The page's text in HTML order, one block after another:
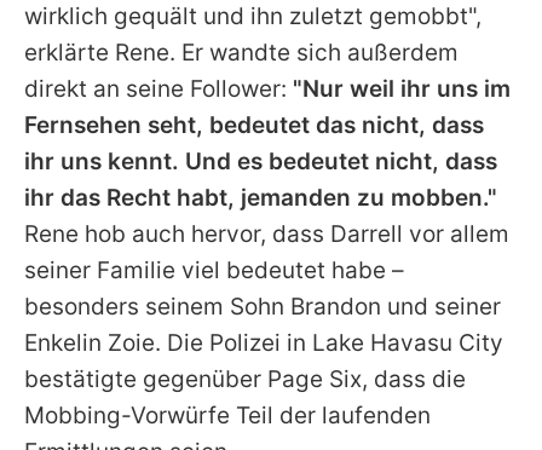
wirklich gequält und ihn zuletzt gemobbt",
erklärte Rene. Er wandte sich außerdem
direkt an seine Follower: "Nur weil ihr uns im
Fernsehen seht, bedeutet das nicht, dass
ihr uns kennt. Und es bedeutet nicht, dass
ihr das Recht habt, jemanden zu mobben."
Rene hob auch hervor, dass Darrell vor allem
seiner Familie viel bedeutet habe –
besonders seinem Sohn Brandon und seiner
Enkelin Zoie. Die Polizei in Lake Havasu City
bestätigte gegenüber Page Six, dass die
Mobbing-Vorwürfe Teil der laufenden